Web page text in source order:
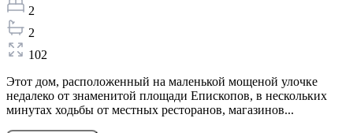
2
2
102
Этот дом, расположенный на маленькой мощеной улочке
недалеко от знаменитой площади Епископов, в нескольких
минутах ходьбы от местных ресторанов, магазинов...